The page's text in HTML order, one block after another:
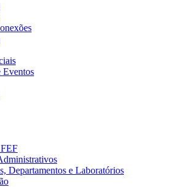
Eventos
Departamentos e Laboratórios